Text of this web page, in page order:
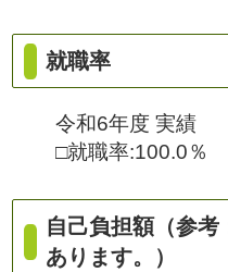
就職率
令和6年度
□就職率
自己負担額（参
あります。）